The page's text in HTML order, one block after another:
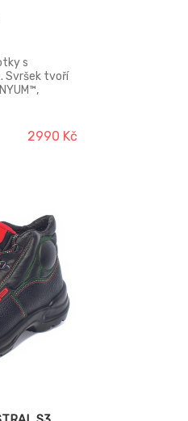
s
Svršek tvoří
a
Podešev
2990 Kč